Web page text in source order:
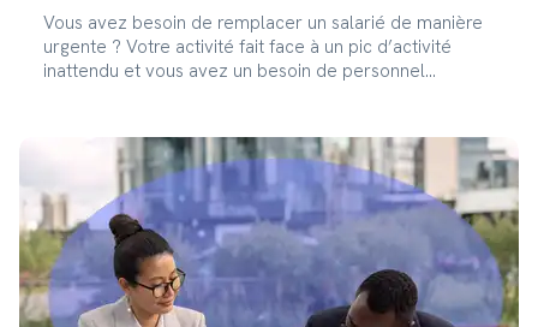
Vous avez besoin de remplacer un salarié de manière
urgente ? Votre activité fait face à un pic d’activité
inattendu et vous avez un besoin de personnel